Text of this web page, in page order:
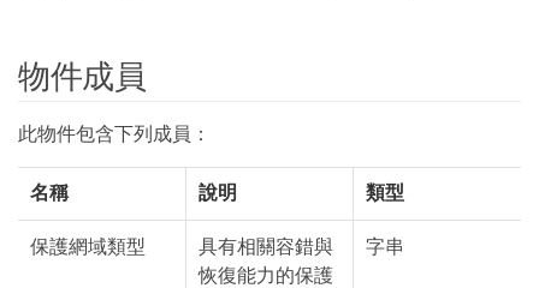
物件成員
此物件包含下列成員：
名稱 說明 類型
保護網域類型
具有相關容錯與
恢復能力的保護
字串